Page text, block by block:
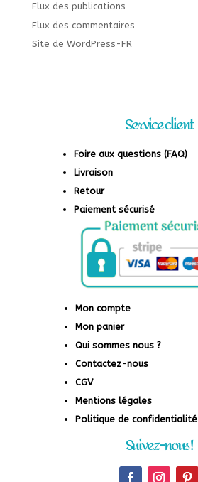
Flux des publications
Flux des commentaires
Site de WordPress-FR
Service client
Foire aux questions (FAQ)
Livraison
Retour
Paiement sécurisé
Mon compte
Mon panier
Qui sommes nous ?
Contactez-nous
CGV
Mentions légales
Politique de confidentialité
Suivez-nous !